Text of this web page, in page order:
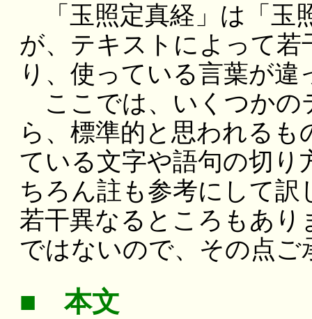
「玉照定真経」は「玉
が、テキストによって
り、使っている言葉が
ここでは、いくつかの
ら、標準的と思われる
ている文字や語句の切
ちろん註も参考にして
若干異なるところもあ
ではないので、その点
■ 本文